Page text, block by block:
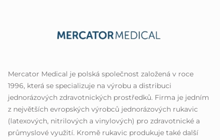
Mercator Medical je polská společnost založená v roce
1996, která se specializuje na výrobu a distribuci
jednorázových zdravotnických prostředků. Firma je jedním
z největších evropských výrobců jednorázových rukavic
(latexových, nitrilových a vinylových) pro zdravotnické a
průmyslové využití. Kromě rukavic produkuje také další